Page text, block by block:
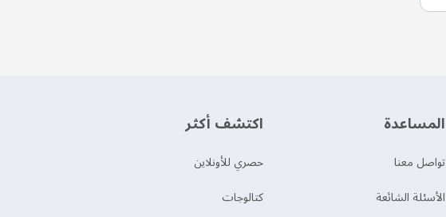
‫المساعدة‬
تواصل معنا
الأسئلة الشائعة
اكتشف أكثر
حصري للأونلاين
‫كتالوجات‬